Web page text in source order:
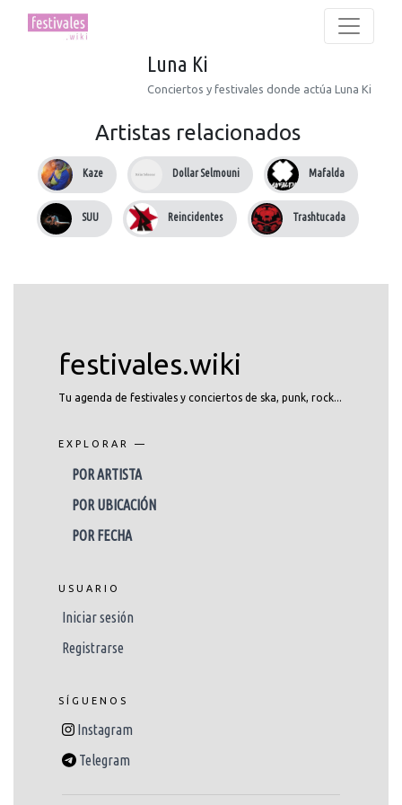
Luna Ki
Conciertos y festivales donde actúa Luna Ki
Artistas relacionados
Kaze Dollar Selmouni Mafalda
SUU Reincidentes Trashtucada
festivales.wiki
Tu agenda de festivales y conciertos de ska, punk, rock...
EXPLORAR —
POR ARTISTA
POR UBICACIÓN
POR FECHA
USUARIO
Iniciar sesión
Registrarse
SÍGUENOS
Instagram
Telegram